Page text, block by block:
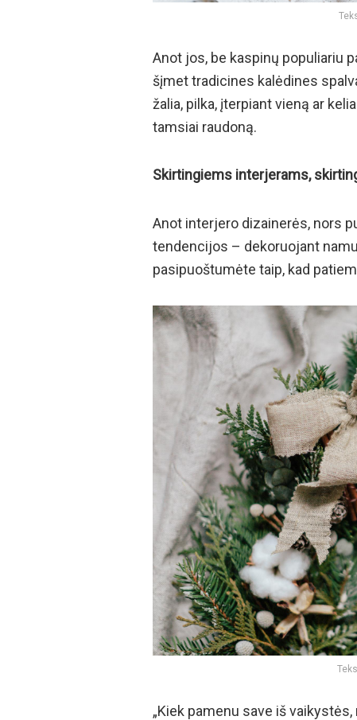
Anot jos, be kaspinų populiariu
šįmet tradicines kalėdines
žalia, pilka, įterpiant vieną ar
tamsiai raudoną.
Skirtingiems interjerams,
Anot interjero dizainerės, nors
tendencijos – dekoruojant
pasipuoštumėte taip, kad
„Kiek pamenu save iš